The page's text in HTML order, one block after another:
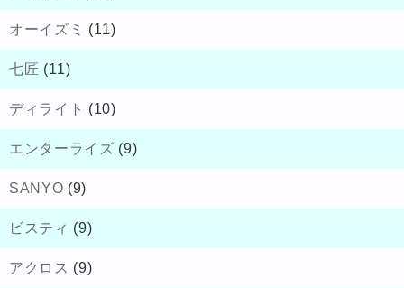
オーイズミ (11)
七匠 (11)
ディライト (10)
エンターライズ (9)
SANYO (9)
ビスティ (9)
アクロス (9)